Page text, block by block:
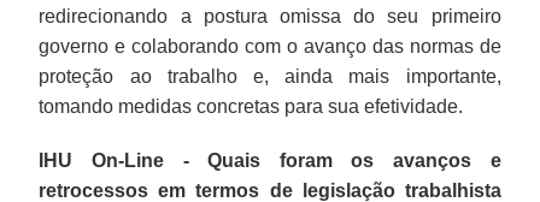
redirecionando a postura omissa do seu primeiro
governo e colaborando com o avanço das normas de
proteção ao trabalho e, ainda mais importante,
tomando medidas concretas para sua efetividade.
IHU On-Line - Quais foram os avanços e
retrocessos em termos de legislação trabalhista